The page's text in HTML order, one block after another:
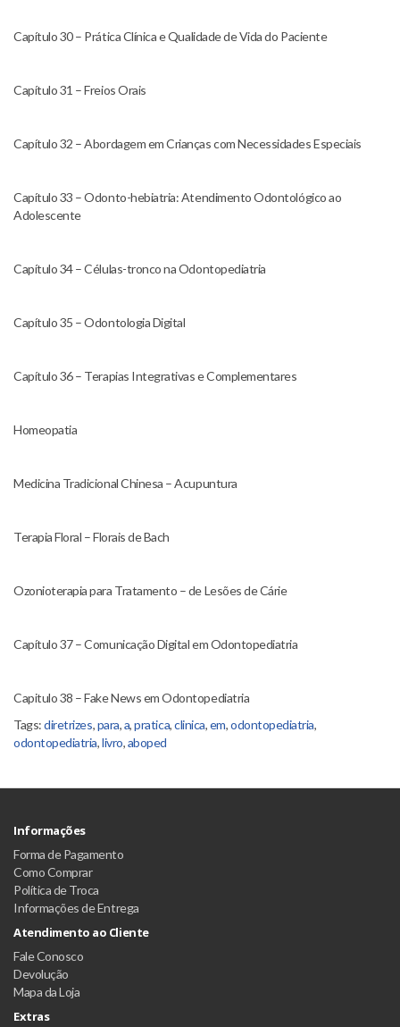
Capítulo 30 – Prática Clínica e Qualidade de Vida do Paciente
Capítulo 31 – Freios Orais
Capítulo 32 – Abordagem em Crianças com Necessidades Especiais
Capítulo 33 – Odonto-hebiatria: Atendimento Odontológico ao
Adolescente
Capítulo 34 – Células-tronco na Odontopediatria
Capítulo 35 – Odontologia Digital
Capítulo 36 – Terapias Integrativas e Complementares
Homeopatia
Medicina Tradicional Chinesa – Acupuntura
Terapia Floral – Florais de Bach
Ozonioterapia para Tratamento – de Lesões de Cárie
Capítulo 37 – Comunicação Digital em Odontopediatria
Capitulo 38 – Fake News em Odontopediatria
Tags:diretrizes,para,a,pratica,clinica,em,odontopediatria,
odontopediatria,livro,aboped
Informações
Forma de Pagamento
Como Comprar
Política de Troca
Informações de Entrega
Atendimento ao Cliente
Fale Conosco
Devolução
Mapa da Loja
Extras